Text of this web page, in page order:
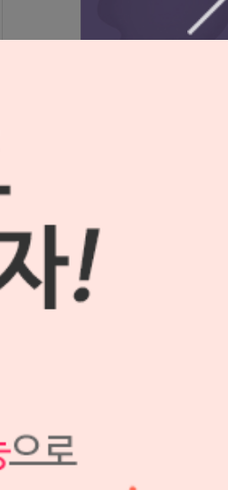
999,900원
999,900원